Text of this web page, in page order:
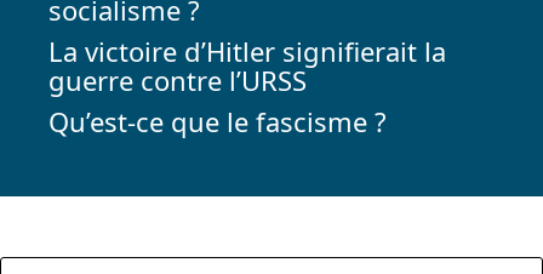
socialisme ?
La victoire d’Hitler signifierait la
guerre contre l’URSS
Qu’est-ce que le fascisme ?